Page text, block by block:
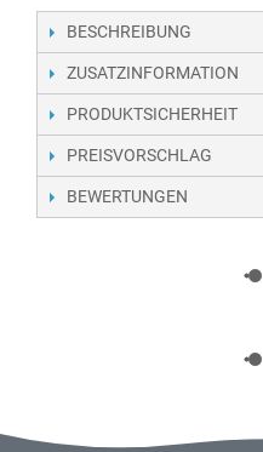
BESCHREIBUNG
ZUSATZINFORMATION
PRODUKTSICHERHEIT
PREISVORSCHLAG
BEWERTUNGEN